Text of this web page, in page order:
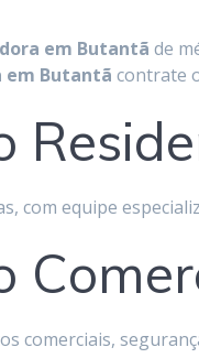
em Butantã de
em Butantã contrate
com equipe
comerciais,